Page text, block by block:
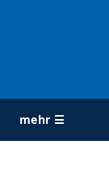
mehr ☰